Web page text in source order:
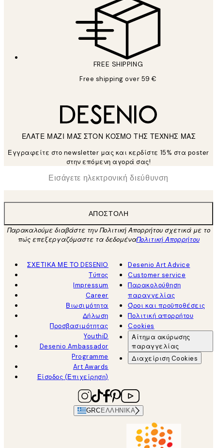
FREE SHIPPING
Free shipping over 59 €
ΕΛΑΤΕ ΜΑΖΙ ΜΑΣ ΣΤΟΝ ΚΟΣΜΟ ΤΗΣ ΤΕΧΝΗΣ ΜΑΣ
Εγγραφείτε στο newsletter μας και κερδίστε 15% στα poster
στην επόμενη αγορά σας!
Ηλεκτρονική Διεύθυνση
ΑΠΟΣΤΟΛΉ
Παρακαλούμε διαβάστε την Πολιτική Απορρήτου σχετικά με το
πώς επεξεργαζόμαστε τα δεδομέναΠολιτική Απορρήτου
ΣΧΕΤΙΚΑ ΜΕ ΤΟ DESENIO
Τύπος
Impressum
Career
Βιωσιμότητα
Δήλωση
Προσβασιμότητας
YouthiD
Desenio Ambassador
Programme
Art Awards
Είσοδος (Επιχείρηση)
Desenio Art Advice
Customer service
Παρακολούθηση
παραγγελίας
Όροι και προϋποθέσεις
Πολιτική απορρήτου
Cookies
Αίτημα ακύρωσης
παραγγελίας
Διαχείριση Cookies
GRC ΕΛΛΗΝΙΚΆ